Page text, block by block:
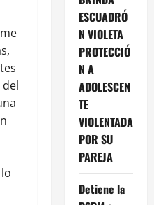
ESCUADRÓ
N VIOLETA
PROTECCIÓ
N A
ADOLESCEN
TE
VIOLENTADA
POR SU
PAREJA
Detiene la